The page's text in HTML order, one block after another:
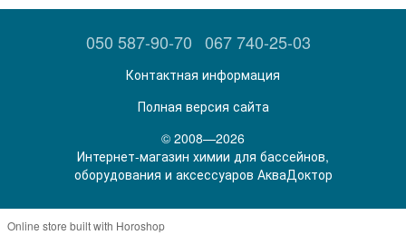
050 587-90-70 067 740-25-03
Контактная информация
Полная версия сайта
© 2008—2026
Интернет-магазин химии для бассейнов,
оборудования и аксессуаров АкваДоктор
Online store built with Horoshop